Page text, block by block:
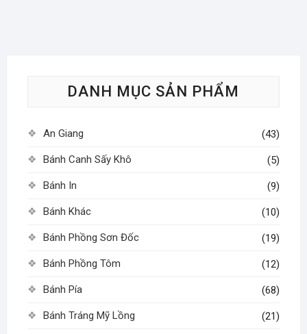
chọn
chọn
DANH MỤC SẢN PHẨM
An Giang (43)
Bánh Canh Sấy Khô (5)
Bánh In (9)
Bánh Khác (10)
Bánh Phồng Sơn Đốc (19)
Bánh Phồng Tôm (12)
Bánh Pía (68)
Bánh Tráng Mỹ Lồng (21)